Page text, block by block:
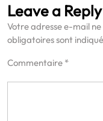
Leave a Reply
Votre adresse e-mail
obligatoires sont
Commentaire *